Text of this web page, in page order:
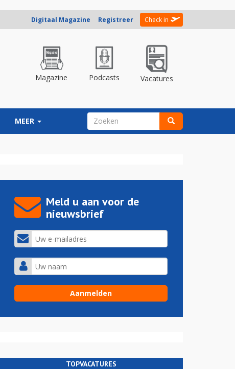
Digitaal Magazine Registreer Check in
Magazine Podcasts Vacatures
MEER ZOEKVELD
Meld u aan voor de
nieuwsbrief
TOPVACATURES